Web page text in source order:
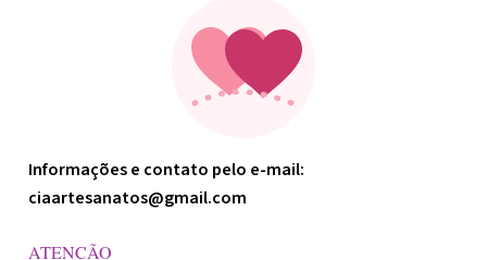
Informações e contato pelo e-mail:
ciaartesanatos@gmail.com
ATENÇÃO